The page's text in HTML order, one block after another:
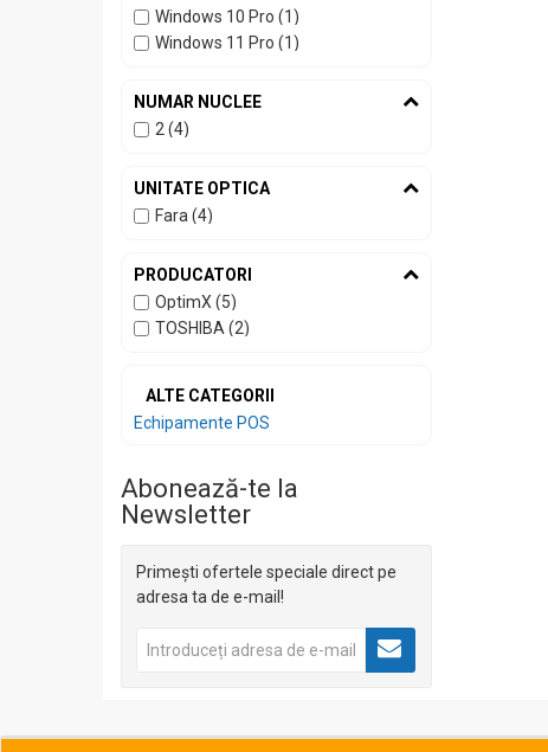
Windows 10 Pro (1)
Windows 11 Pro (1)
NUMAR NUCLEE
2 (4)
UNITATE OPTICA
Fara (4)
PRODUCATORI
OptimX (5)
TOSHIBA (2)
ALTE CATEGORII
Echipamente POS
Abonează-te la
Newsletter
Primești ofertele speciale direct pe
adresa ta de e-mail!